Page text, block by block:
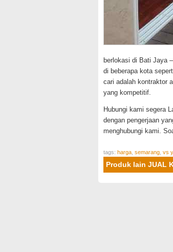
berlokasi di Bati Jaya
di beberapa kota
cari adalah kontraktor
yang kompetitif.
Hubungi kami segera
dengan pengerjaan
menghubungi kami.
tags: harga semarang vs
Produk lain JUAL